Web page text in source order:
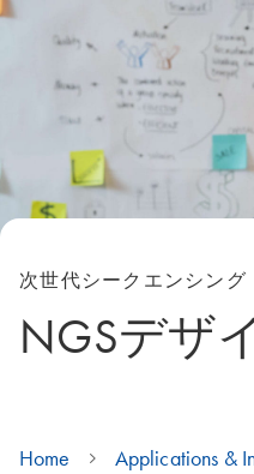
次世代シークエンシング
NGSデザ
Home
Applications &